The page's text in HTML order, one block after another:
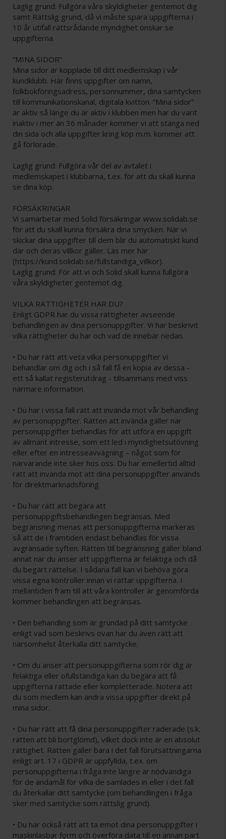
Laglig grund: Fullgöra våra skyldigheter gentemot dig
samt Rättslig grund, då vi måste spara uppgifterna i
10 år utifall rättsrådande myndighet önskar se
uppgifterna.
”MINA SIDOR”
Mina sidor är kopplade till ditt medlemskap i vår
kundklubb. Här finns uppgifter om namn,
folkbokföringsadress, personnummer, dina samtycken
till kommunikationskanal, digitala kvitton. ”Mina sidor”
är aktiv så länge du är aktiv i klubben men har du varit
inaktiv i mer än 36 månader kommer vi att stänga ned
din sida och alla uppgifter kring köp m.m. kommer att
gå förlorade.
Laglig grund: Fullgöra vår del av avtalet i
medlemskapet i klubbarna, t.ex. för att du skall kunna
se dina köp.
FÖRSÄKRINGAR
Vi samarbetar med Solid försäkringar www.solidab.se
för att du skall kunna försäkra dina smycken. När vi
skickar dina uppgifter till dem blir du automatiskt kund
där och deras villkor gäller. Läs mer här
(https://kund.solidab.se/fullstandiga_villkor).
Laglig grund: För att vi och Solid skall kunna fullgöra
våra skyldigheter gentemot dig.
VILKA RÄTTIGHETER HAR DU?
Enligt GDPR har du vissa rättigheter avseende
behandlingen av dina personuppgifter. Vi har beskrivit
vilka rättigheter du har och vad de innebär nedan.
• Du har rätt att veta vilka personuppgifter vi
behandlar om dig och i så fall få en kopia av dessa -
ett så kallat registerutdrag - tillsammans med viss
närmare information.
• Du har i vissa fall rätt att invända mot vår behandling
av personuppgifter. Rätten att invända gäller när
personuppgifter behandlas för att utföra en uppgift
av allmänt intresse, som ett led i myndighetsutövning
eller efter en intresseavvägning – något som för
närvarande inte sker hos oss. Du har emellertid alltid
rätt att invända mot att dina personuppgifter används
för direktmarknadsföring.
• Du har rätt att begära att
personuppgiftsbehandlingen begränsas. Med
begränsning menas att personuppgifterna markeras
så att de i framtiden endast behandlas för vissa
avgränsade syften. Rätten till begränsning gäller bland
annat när du anser att uppgifterna är felaktiga och då
du begärt rättelse. I sådana fall kan vi behöva göra
vissa egna kontroller innan vi rättar uppgifterna. I
mellantiden fram till att våra kontroller är genomförda
kommer behandlingen att begränsas.
• Den behandling som är grundad på ditt samtycke
enligt vad som beskrivs ovan har du även rätt att
närsomhelst återkalla ditt samtycke.
• Om du anser att personuppgifterna som rör dig är
felaktiga eller ofullständiga kan du begära att få
uppgifterna rättade eller kompletterade. Notera att
du som medlem kan ändra vissa uppgifter direkt på
mina sidor.
• Du har rätt att få dina personuppgifter raderade (s.k.
rätten att bli bortglömd), vilket dock inte är en absolut
rättighet. Rätten gäller bara i det fall förutsättningarna
enligt art. 17 i GDPR är uppfyllda, t.ex. om
personuppgifterna i fråga inte längre är nödvändiga
för de ändamål för vilka de samlades in eller i det fall
du återkallar ditt samtycke (om behandlingen i fråga
sker med samtycke som rättslig grund).
• Du har också rätt att ta emot dina personuppgifter i
maskinläsbar form och överföra data till en annan part